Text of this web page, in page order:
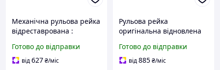
Механічна рульова рейка
відреставрована :
ADT27) (09-.),LEXUS CT
(ZWA1_) (10-.)
Готово до відправки
від627₴/міс
Рульова рейка
оригінальна відновлена
Готово до відправки
від885₴/міс